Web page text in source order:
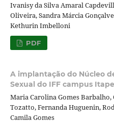
Ivanisy da Silva Amaral
Oliveira, Sandra Márcia
Kethurin Imbelloni
PDF
A implantação do Núcleo
Sexual do IFF campus
Maria Carolina Gomes Barbalho,
Tozatto, Fernanda Huguenin,
Camila Gomes